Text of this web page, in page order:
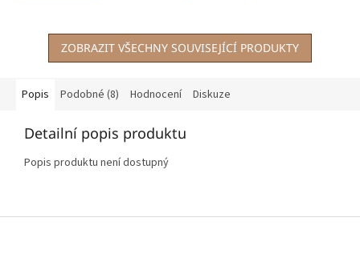
ZOBRAZIT VŠECHNY SOUVISEJÍCÍ PRODUKTY
Popis Podobné (8) Hodnocení Diskuze
Detailní popis produktu
Popis produktu není dostupný
Z